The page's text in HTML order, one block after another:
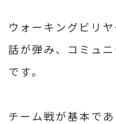
ウォーキングビリ
話が弾み、コミュ
です。
チーム戦が基本で